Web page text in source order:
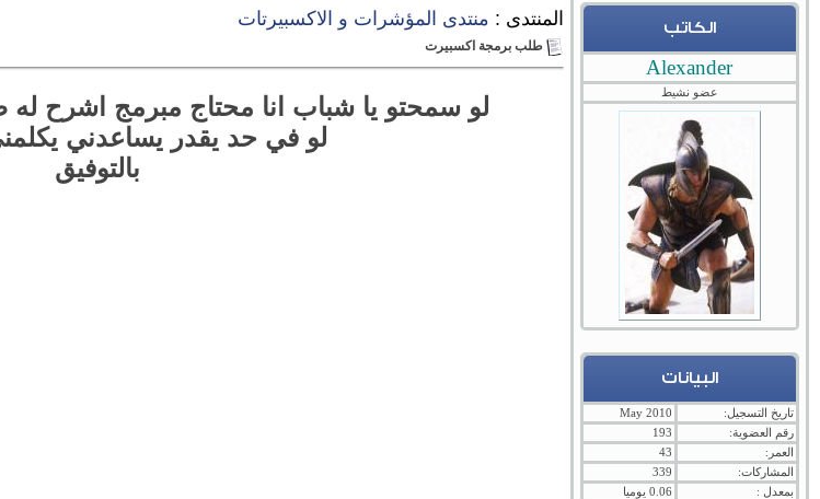
الكاتب
Alexander
عضو نشيط
البيانات
تاريخ التسجيل:
May 2010
رقم العضوية:
193
العمر:
43
المشاركات:
339
بمعدل :
0.06 يوميا
المنتدى : منتدى المؤشرات و الاكسبيرتات
طلب برمجة اكسبيرت
لو سمحتو يا شباب انا محتاج مبرمج اشرح له
لو في حد يقدر يساعدني
بالتوفيق